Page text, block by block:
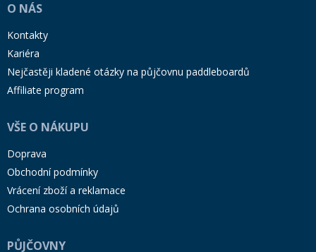
O NÁS
Kontakty
Kariéra
Nejčastěji kladené otázky na půjčovnu paddleboardů
Affiliate program
VŠE O NÁKUPU
Doprava
Obchodní podmínky
Vrácení zboží a reklamace
Ochrana osobních údajů
PŮJČOVNY